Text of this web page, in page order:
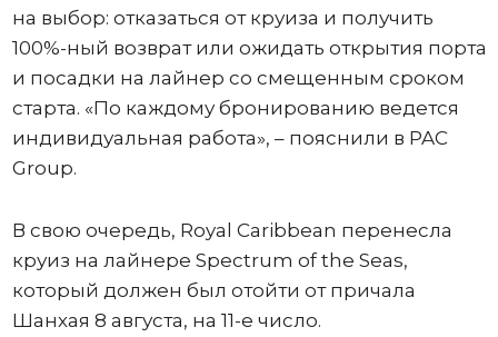
на выбор: отказаться от круиза и получить
100%-ный возврат или ожидать открытия порта
и посадки на лайнер со смещенным сроком
старта. «По каждому бронированию ведется
индивидуальная работа», – пояснили в PAC
Group.
В свою очередь, Royal Caribbean перенесла
круиз на лайнере Spectrum of the Seas,
который должен был отойти от причала
Шанхая 8 августа, на 11-е число.